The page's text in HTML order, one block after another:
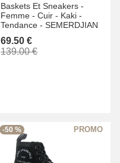
Baskets Et Sneakers -
Femme - Cuir - Kaki -
Tendance - SEMERDJIAN
69.50 €
139.00 €
-50 %